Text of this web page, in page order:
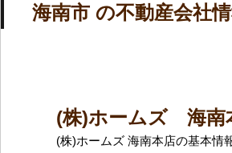
海南市 の不動産会社
(株)ホームズ 海南
(株)ホームズ 海南本店の基本情